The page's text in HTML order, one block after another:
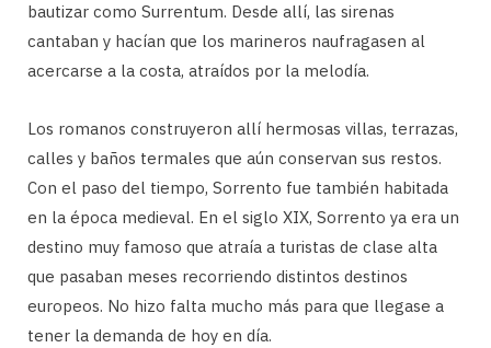
bautizar como Surrentum. Desde allí, las sirenas
cantaban y hacían que los marineros naufragasen al
acercarse a la costa, atraídos por la melodía.
Los romanos construyeron allí hermosas villas, terrazas,
calles y baños termales que aún conservan sus restos.
Con el paso del tiempo, Sorrento fue también habitada
en la época medieval. En el siglo XIX, Sorrento ya era un
destino muy famoso que atraía a turistas de clase alta
que pasaban meses recorriendo distintos destinos
europeos. No hizo falta mucho más para que llegase a
tener la demanda de hoy en día.